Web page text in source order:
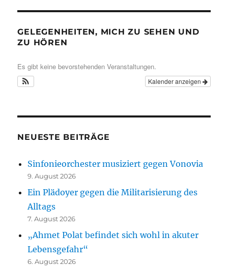
GELEGENHEITEN, MICH ZU SEHEN UND
ZU HÖREN
Es gibt keine bevorstehenden Veranstaltungen.
Kalender anzeigen
NEUESTE BEITRÄGE
Sinfonieorchester musiziert gegen Vonovia
9. August 2026
Ein Plädoyer gegen die Militarisierung des
Alltags
7. August 2026
„Ahmet Polat befindet sich wohl in akuter
Lebensgefahr“
6. August 2026